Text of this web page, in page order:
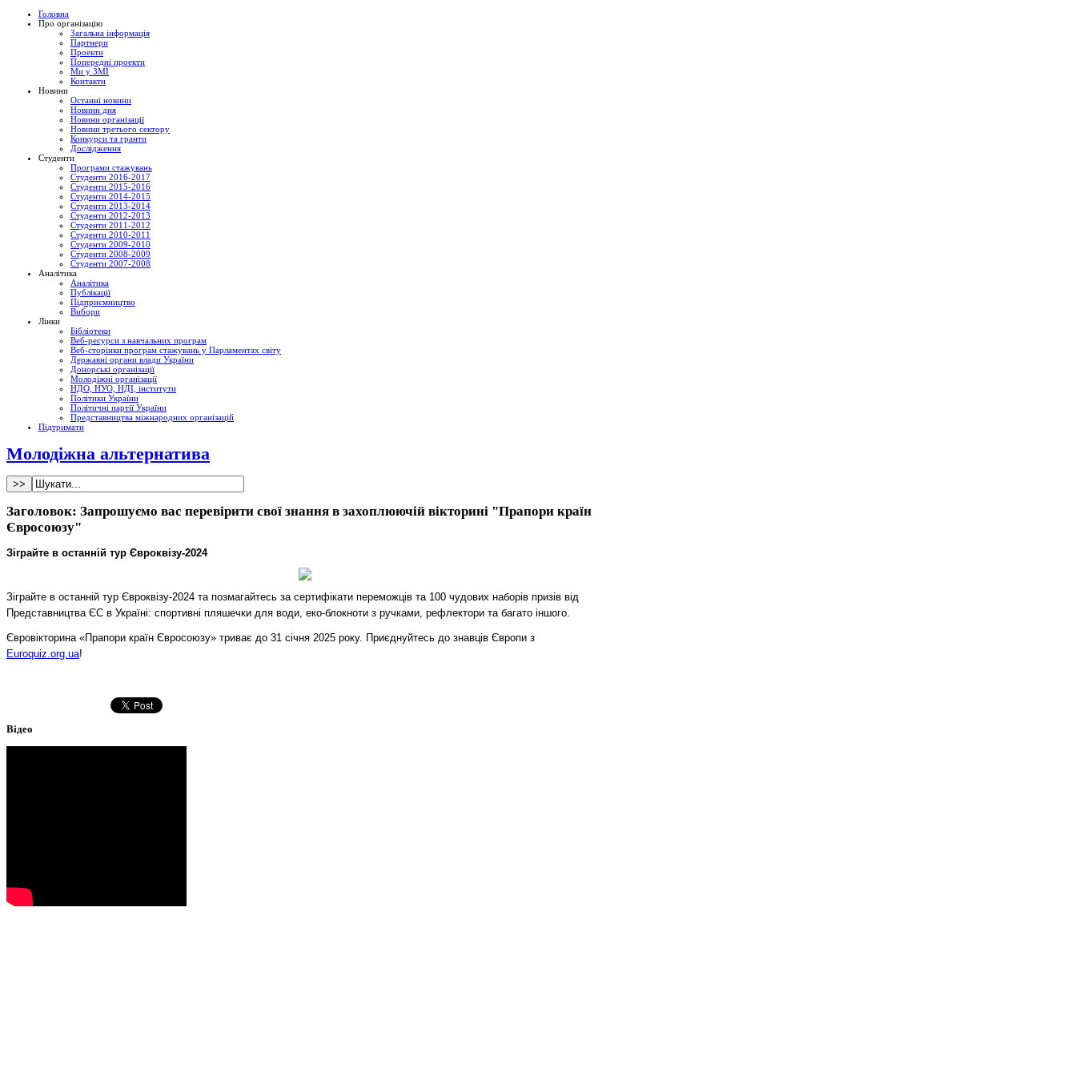
Головна
Про організацію
Загальна інформація
Партнери
Проекти
Попередні проекти
Ми у ЗМІ
Контакти
Новини
Останні новини
Новини дня
Новини організації
Новини третього сектору
Конкурси та гранти
Дослідження
Студенти
Програми стажувань
Студенти 2016-2017
Студенти 2015-2016
Студенти 2014-2015
Студенти 2013-2014
Студенти 2012-2013
Студенти 2011-2012
Студенти 2010-2011
Студенти 2009-2010
Студенти 2008-2009
Студенти 2007-2008
Аналітика
Аналітика
Публікації
Підприємництво
Вибори
Лінки
Бібліотеки
Веб-ресурси з навчальних програм
Веб-сторінки програм стажувань у Парламентах світу
Державні органи влади України
Донорські організації
Молодіжні організації
НДО, НУО, НДІ, інститути
Політики України
Політичні партії України
Представництва міжнародних організацій
Підтримати
Молодіжна альтернатива
Заголовок: Запрошуємо вас перевірити свої знання в захоплюючій вікторині "Прапори країн
Євросоюзу"
Зіграйте в останній тур Євроквізу-2024
Зіграйте в останній тур Євроквізу-2024 та позмагайтесь за сертифікати переможців та 100 чудових наборів призів від
Представництва ЄС в Україні: спортивні пляшечки для води, еко-блокноти з ручками, рефлектори та багато іншого.
Євровікторина «Прапори країн Євросоюзу» триває до 31 січня 2025 року. Приєднуйтесь до знавців Європи з
Euroquiz.org.ua!
Відео